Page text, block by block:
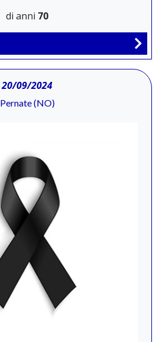
di anni 70
20/09/2024
Pernate (NO)